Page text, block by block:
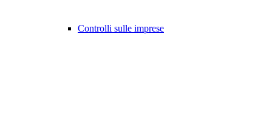
Controlli sulle imprese